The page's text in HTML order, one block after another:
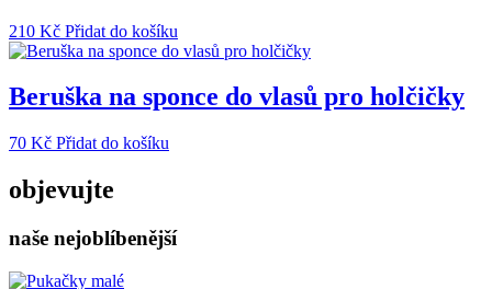
210 Kč Přidat do košíku
Beruška na sponce do vlasů pro holčičky
70 Kč Přidat do košíku
objevujte
naše nejoblíbenější